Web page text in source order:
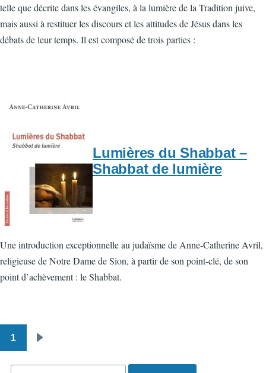
telle que décrite dans les évangiles, à la lumière de la Tradition juive,
mais aussi à restituer les discours et les attitudes de Jésus dans les
débats de leur temps. Il est composé de trois parties :
Lumières du Shabbat –
Shabbat de lumière
Une introduction exceptionnelle au judaïsme de Anne-Catherine Avril,
religieuse de Notre Dame de Sion, à partir de son point-clé, de son
point d’achèvement : le Shabbat.
Pagination
1